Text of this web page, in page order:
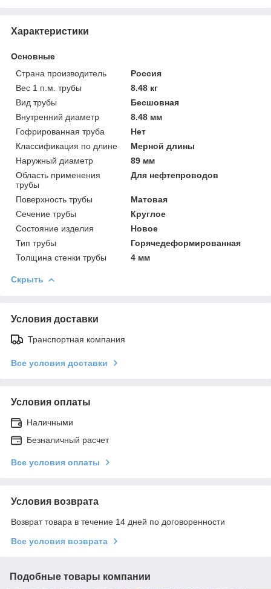
Характеристики
Основные
Страна производитель
Россия
Вес 1 п.м. трубы
8.48 кг
Вид трубы
Бесшовная
Внутренний диаметр
8.48 мм
Гофрированная труба
Нет
Классификация по длине
Мерной длины
Наружный диаметр
89 мм
Область применения
трубы
Для нефтепроводов
Поверхность трубы
Матовая
Сечение трубы
Круглое
Состояние изделия
Новое
Тип трубы
Горячедеформированная
Толщина стенки трубы
4 мм
Скрыть
Условия доставки
Транспортная компания
Все условия доставки
Условия оплаты
Наличными
Безналичный расчет
Все условия оплаты
Условия возврата
Возврат товара в течение 14 дней по договоренности
Все условия возврата
Подобные товары компании